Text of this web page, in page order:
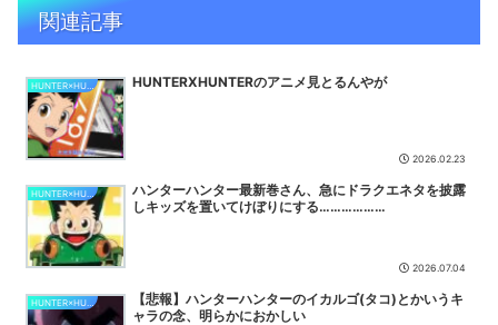
【NTE】結局NTEって無凸キャラ揃えるゲームだよね。 NEW
【FGO】青王はEXアタックのバフ200％もあるの凄くない？
落札」や日課の選択肢増加に対するスレ民の評価と反応 NEW
【ゲーム雑談】もうお盆休み？夏休みにプレイ予定・プレイ中・プレ
イすべきタイトルは
【WS/WSR】ショップ大会優勝ブラウンダスト28カス@豚
【画像】みいちゃんと山田さん、日本の警察なめすぎで炎上ｗｗｗｗ
wｗｗｗｗｗｗｗｗｗ
NEW
関連記事
HUNTERXHUNTERのアニメ見とるんやが
2026.02.23
HUNTER×HUNTER
ハンターハンター最新巻さん、急にドラクエネタを披露
しキッズを置いてけぼりにする………………
2026.07.04
【悲報】ハンターハンターのイカルゴ(タコ)とかいうキ
ャラの念、明らかにおかしい